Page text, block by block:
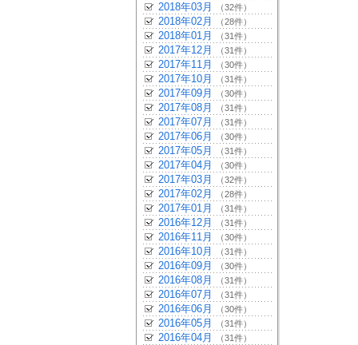
2018年03月 （32件）
2018年02月 （28件）
2018年01月 （31件）
2017年12月 （31件）
2017年11月 （30件）
2017年10月 （31件）
2017年09月 （30件）
2017年08月 （31件）
2017年07月 （31件）
2017年06月 （30件）
2017年05月 （31件）
2017年04月 （30件）
2017年03月 （32件）
2017年02月 （28件）
2017年01月 （31件）
2016年12月 （31件）
2016年11月 （30件）
2016年10月 （31件）
2016年09月 （30件）
2016年08月 （31件）
2016年07月 （31件）
2016年06月 （30件）
2016年05月 （31件）
2016年04月 （31件）